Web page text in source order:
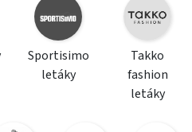
Sportisimo
letáky
Takko
fashion
letáky